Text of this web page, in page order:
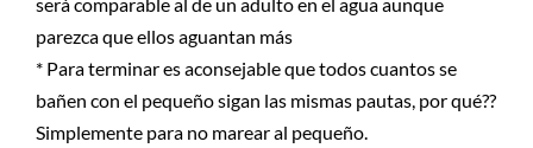
parezca que ellos aguantan más
* Para terminar es aconsejable que todos cuantos se
bañen con el pequeño sigan las mismas pautas, por qué??
Simplemente para no marear al pequeño.